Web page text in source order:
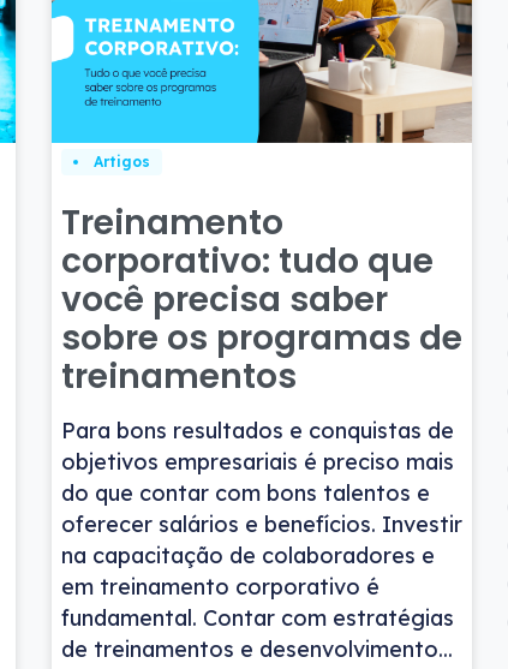
Artigos
Treinamento
corporativo: tudo que
você precisa saber
sobre os programas de
treinamentos
Para bons resultados e conquistas de
objetivos empresariais é preciso mais
do que contar com bons talentos e
oferecer salários e benefícios. Investir
na capacitação de colaboradores e
em treinamento corporativo é
fundamental. Contar com estratégias
de treinamentos e desenvolvimento...